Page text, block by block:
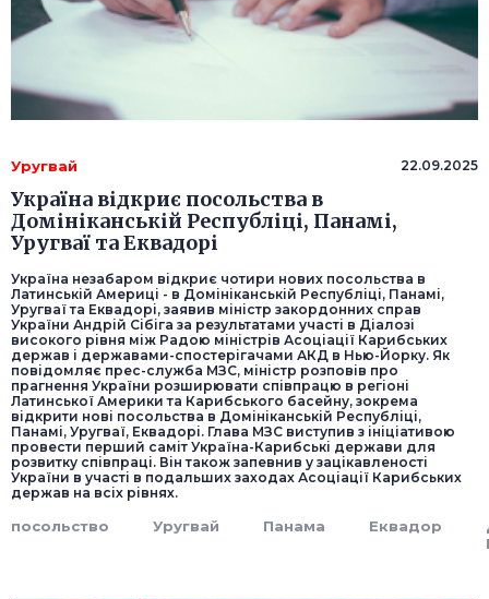
Уругвай 22.09.2025
Україна відкриє посольства в
Домініканській Республіці, Панамі,
Уругваї та Еквадорі
Україна незабаром відкриє чотири нових посольства в
Латинській Америці - в Домініканській Республіці, Панамі,
Уругваї та Еквадорі, заявив міністр закордонних справ
України Андрій Сібіга за результатами участі в Діалозі
високого рівня між Радою міністрів Асоціації Карибських
держав і державами-спостерігачами АКД в Нью-Йорку. Як
повідомляє прес-служба МЗС, міністр розповів про
прагнення України розширювати співпрацю в регіоні
Латинської Америки та Карибського басейну, зокрема
відкрити нові посольства в Домініканській Республіці,
Панамі, Уругваї, Еквадорі. Глава МЗС виступив з ініціативою
провести перший саміт Україна-Карибські держави для
розвитку співпраці. Він також запевнив у зацікавленості
України в участі в подальших заходах Асоціації Карибських
держав на всіх рівнях.
посольство Уругвай Панама Еквадор